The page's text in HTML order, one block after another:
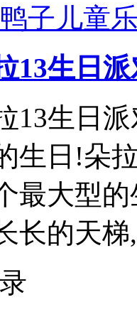
子儿童
13生日派
13生日
生日!朵
最大型
长的天